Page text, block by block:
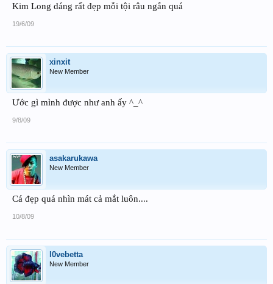
Kim Long dáng rất đẹp mỗi tội râu ngắn quá
19/6/09
xinxit
New Member
Ước gì mình được như anh ấy ^_^
9/8/09
asakarukawa
New Member
Cá đẹp quá nhìn mát cả mắt luôn....
10/8/09
l0vebetta
New Member